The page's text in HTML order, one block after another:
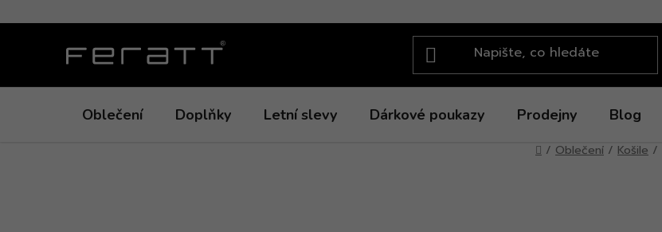
na
Oblečení Doplňky Letní slevy Dárkové poukazy Prodejny Blog
Domů
/ Oblečení / Košile /